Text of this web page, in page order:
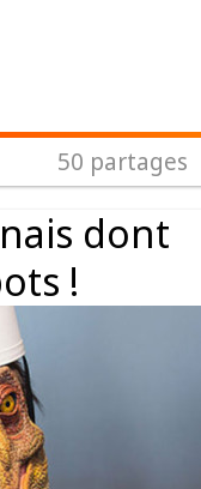
50 partages
dont
!